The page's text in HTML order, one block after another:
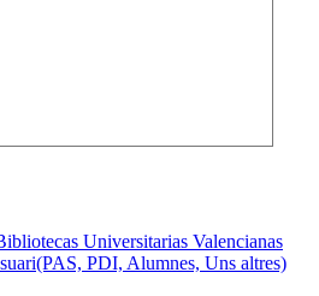
Universitarias Valencianas
PDI, Alumnes, Uns altres)